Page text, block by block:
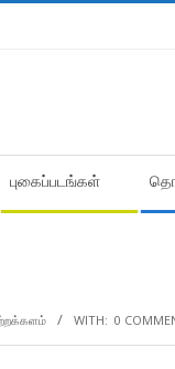
புகைப்படங்கள்
WITH: 0